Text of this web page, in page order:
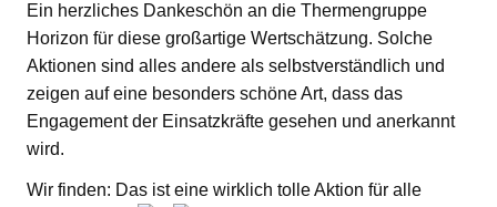
Ein herzliches Dankeschön an die Thermengruppe
Horizon für diese großartige Wertschätzung. Solche
Aktionen sind alles andere als selbstverständlich und
zeigen auf eine besonders schöne Art, dass das
Engagement der Einsatzkräfte gesehen und anerkannt
wird.
Wir finden: Das ist eine wirklich tolle Aktion für alle